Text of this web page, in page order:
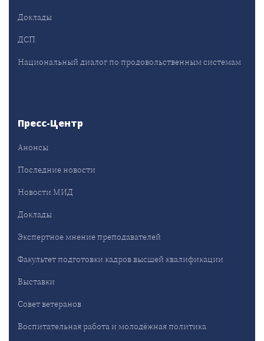
Доклады
ДСП
Национальный диалог по продовольственным системам
Пресс-Центр
Анонсы
Последние новости
Новости МИД
Доклады
Экспертное мнение преподавателей
Факультет подготовки кадров высшей квалификации
Выставки
Совет ветеранов
Воспитательная работа и молодёжная политика